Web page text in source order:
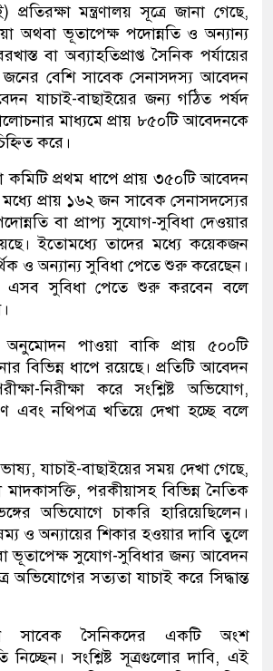
মন্ত্রণালয় সূত্রে জানা গেছে,
অথবা ভূতাপেক্ষ পদোন্নতি ও অন্যান্য
বা অব্যাহতিপ্রাপ্ত সৈনিক পর্যায়ের
বেশি সাবেক সেনাসদস্য আবেদন
যাচাই-বাছাইয়ের জন্য গঠিত পর্ষদ
মাধ্যমে প্রায় ৮৫০টি আবেদনকে
করে।
কমিটি প্রথম ধাপে প্রায় ৩৫০টি আবেদন
মধ্যে প্রায় ১৬২ জন সাবেক সেনাসদস্যের
বা প্রাপ্য সুযোগ-সুবিধা দেওয়ার
ইতোমধ্যে তাদের মধ্যে কয়েকজন
ও অন্যান্য সুবিধা পেতে শুরু করেছেন।
এসব সুবিধা পেতে শুরু করবেন বলে
অনুমোদন পাওয়া বাকি প্রায় ৫০০টি
বিভিন্ন ধাপে রয়েছে। প্রতিটি আবেদন
নিরীক্ষা করে সংশ্লিষ্ট অভিযোগ,
এবং নথিপত্র খতিয়ে দেখা হচ্ছে বলে
যাচাই-বাছাইয়ের সময় দেখা গেছে,
পরকীয়াসহ বিভিন্ন নৈতিক
অভিযোগে চাকরি হারিয়েছিলেন।
ও অন্যায়ের শিকার হওয়ার দাবি তুলে
ভূতাপেক্ষ সুযোগ-সুবিধার জন্য আবেদন
অভিযোগের সত্যতা যাচাই করে সিদ্ধান্ত
সাবেক সৈনিকদের একটি অংশ
নিচ্ছেন। সংশ্লিষ্ট সূত্রগুলোর দাবি, এই